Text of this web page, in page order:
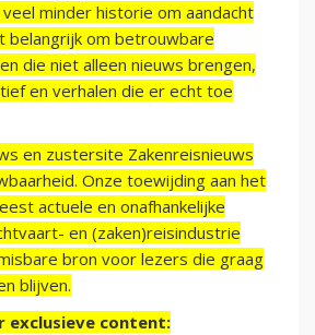
minder historie om aandacht
belangrijk om betrouwbare
die niet alleen nieuws brengen,
en verhalen die er echt toe
en zustersite Zakenreisnieuws
Onze toewijding aan het
actuele en onafhankelijke
en (zaken)reisindustrie
bron voor lezers die graag
blijven.
exclusieve content: